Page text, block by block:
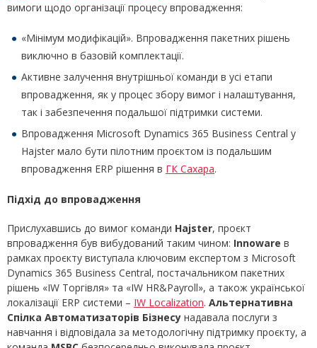
вимоги щодо організації процесу впровадження:
«Мінімум модифікацій». Впровадження пакетних рішень
виключно в базовій комплектації.
Активне залучення внутрішньої команди в усі етапи
впровадження, як у процес збору вимог і налаштування,
так і забезпечення подальшої підтримки системи.
Впровадження Microsoft Dynamics 365 Business Central у
Hajster мало бути пілотним проєктом із подальшим
впровадження ERP рішення в ГК Сахара.
Підхід до впровадження
Прислухавшись до вимог команди Hajster, проєкт
впровадження був вибудований таким чином: Innoware в
рамках проєкту виступала ключовим експертом з Microsoft
Dynamics 365 Business Central, постачальником пакетних
рішень «IW Торгівля» та «IW HR&Payroll», а також української
локалізації ERP системи – IW Localization. Альтернативна
Спілка Автоматизаторів Бізнесу надавала послуги з
навчання і відповідала за методологічну підтримку проєкту, а